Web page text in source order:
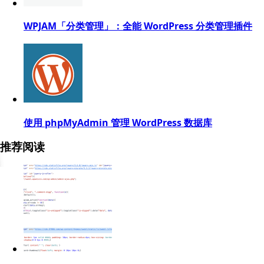
WPJAM「分类管理」：全能 WordPress 分类管理插件
使用 phpMyAdmin 管理 WordPress 数据库
推荐阅读